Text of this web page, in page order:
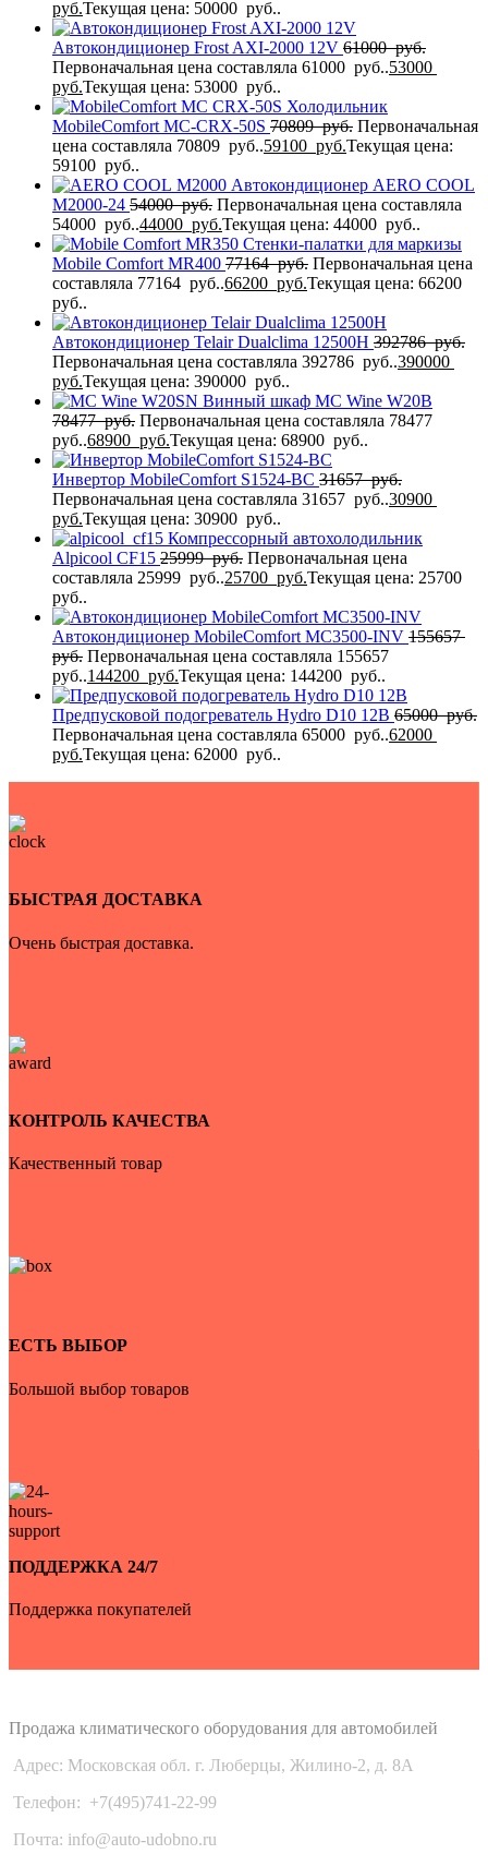
руб.Текущая цена: 50000 руб..
Автокондиционер Frost AXI-2000 12V 61000руб.
Первоначальная цена составляла 61000 руб..53000
руб.Текущая цена: 53000 руб..
Холодильник
MobileComfort MC-CRX-50S 70809руб. Первоначальная
цена составляла 70809 руб..59100 руб.Текущая цена:
59100 руб..
Автокондиционер AERO COOL
M2000-24 54000руб. Первоначальная цена составляла
54000 руб..44000 руб.Текущая цена: 44000 руб..
Стенки-палатки для маркизы
Mobile Comfort MR400 77164руб. Первоначальная цена
составляла 77164 руб..66200 руб.Текущая цена: 66200
руб..
Автокондиционер Telair Dualclima 12500H 392786руб.
Первоначальная цена составляла 392786 руб..390000
руб.Текущая цена: 390000 руб..
Винный шкаф MC Wine W20B
78477руб. Первоначальная цена составляла 78477
руб..68900 руб.Текущая цена: 68900 руб..
Инвертор MobileComfort S1524-BC 31657руб.
Первоначальная цена составляла 31657 руб..30900
руб.Текущая цена: 30900 руб..
Компрессорный автохолодильник
Alpicool CF15 25999руб. Первоначальная цена
составляла 25999 руб..25700 руб.Текущая цена: 25700
руб..
Автокондиционер MobileComfort MC3500-INV 155657
руб. Первоначальная цена составляла 155657
руб..144200 руб.Текущая цена: 144200 руб..
Предпусковой подогреватель Hydro D10 12В 65000руб.
Первоначальная цена составляла 65000 руб..62000
руб.Текущая цена: 62000 руб..
БЫСТРАЯ ДОСТАВКА
Очень быстрая доставка.
КОНТРОЛЬ КАЧЕСТВА
Качественный товар
ЕСТЬ ВЫБОР
Большой выбор товаров
ПОДДЕРЖКА 24/7
Поддержка покупателей
Продажа климатического оборудования для автомобилей
Адрес: Московская обл. г. Люберцы, Жилино-2, д. 8A
Телефон: +7(495)741-22-99
Почта: info@auto-udobno.ru